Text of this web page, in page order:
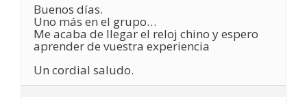
Buenos días.
Uno más en el grupo…
Me acaba de llegar el reloj chino y espero
aprender de vuestra experiencia
Un cordial saludo.